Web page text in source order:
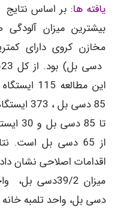
یافته ها:
این
تا 85
از 65 دسی بل است.